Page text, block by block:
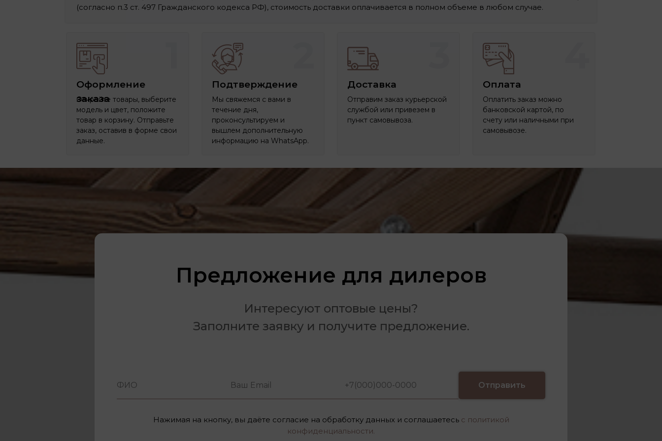
(согласно п.3 ст. 497 Гражданского кодекса РФ), стоимость доставки оплачивается в полном объеме в любом случае.
Оформление
заказа
Откройте товары, выберите
модель и цвет, положите
товар в корзину. Отправьте
заказ, оставив в форме свои
данные.
Оплата
Оплатить заказ можно
банковской картой, по
счету или наличными при
самовывозе.
Доставка
Отправим заказ курьерской
службой или привезем в
пункт самовывоза.
Подтверждение
Мы свяжемся с вами в
течение дня,
проконсультируем и
вышлем дополнительную
информацию на WhatsApp.
Предложение для дилеров
Интересуют оптовые цены?
Заполните заявку и получите предложение.
Отправить
Нажимая на кнопку, вы даёте согласие на обработку данных и соглашаетесь с политикой
конфиденциальности.